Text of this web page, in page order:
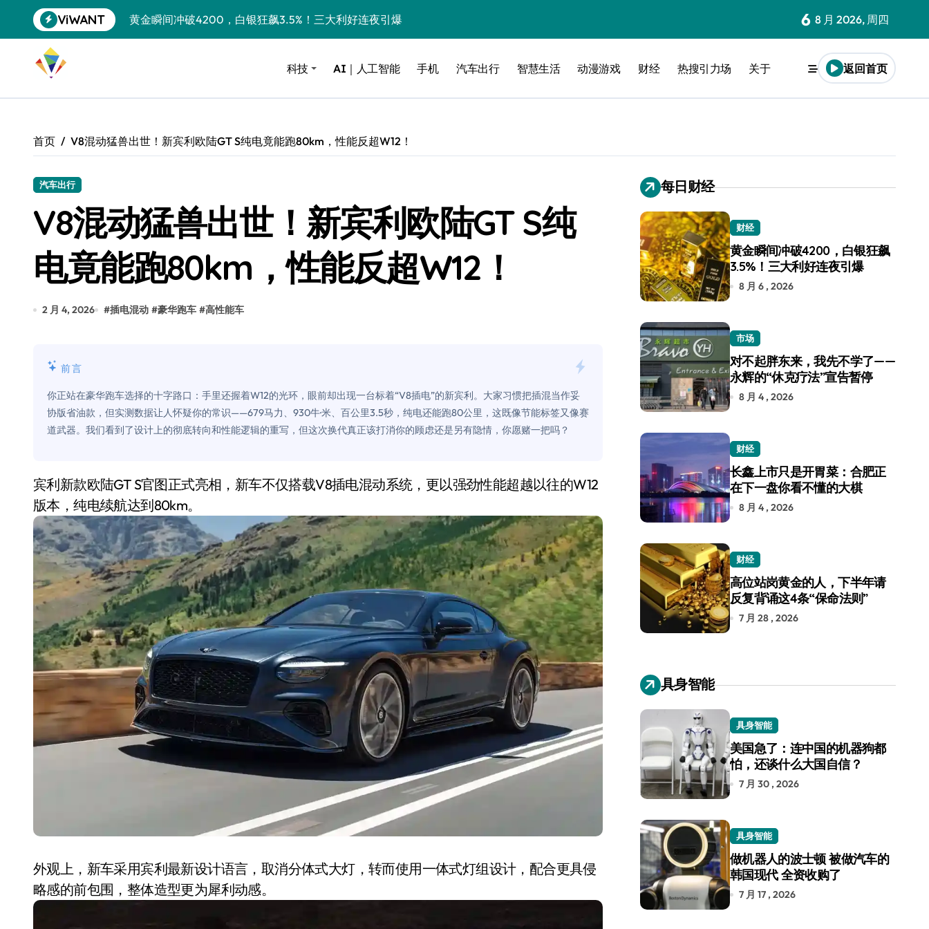
到
ViWANT
特斯拉中国卖第五，丰田一季净赚两个比亚迪——中国车企该醒醒了
Xbox七月大崩盘：裁员3200、卖工作室、网络瘫了，微软这次真急了
《我的世界》登陆Switch 2：画质大跃进，但鼠标操控才是真·杀手锏？
全球最小U盘，容量却碾压iPhone 17顶配？闪迪这波操作太狠了
召回X9、合作大众遇冷、高端梦碎：小鹏的“多事之夏”
比Model 3便宜？不，比Model 3有面儿——试驾雷克萨斯ES 500e
550亿美金！沙特把EA买了，但背了200亿的债
你的U盘格式对了吗？详解exFAT和NTFS的终极对决
维修店最怕的“作死”操作：把手机塞冰箱，你中招了吗？
从“卖电视”到“定规则”：海信拿下RGB-Mini LED全球话语权
对不起胖东来，我先不学了——永辉的“休克疗法”宣告暂停
国际首次！中国钙钛矿探测器太空“开箱”，一边探测射线一边光伏发电
小米涨价！K90跳上3099，小米17标准版逼近4800
长鑫上市只是开胃菜：合肥正在下一盘你看不懂的大棋
耳机低音像白开水？90%的人第一步就做错了
复古玩家狂喜：Anbernic第三次复刻GBA SP，情怀拉满
Xbox 360 游戏终于要登 PC，光盘党也能“以盘换数”了？
AirTag 新版到底香不香？一篇帮你避坑+种草
苹果三星偷偷在用的“无感切换”，索尼Bose却学不会？一文讲透
Apple Watch 表盘还能这么玩？保姆级教程，有手就会！
追觅清洁电器全球累计出货量破4000万台，技术创新驱动多品类增长
6 8 月 2026, 周四
科技 AI｜人工智能 手机 汽车出行 智慧生活 动漫游戏 财经 热搜引力场 关于 返回首页
首页 V8混动猛兽出世！新宾利欧陆GT S纯电竟能跑80km，性能反超W12！
汽车出行
V8混动猛兽出世！新宾利欧陆GT S纯
电竟能跑80km，性能反超W12！
2 月 4, 2026 #插电混动 #豪华跑车 #高性能车
前言
你正站在豪华跑车选择的十字路口：手里还握着W12的光环，眼前却出现一台标着“V8插电”的新宾利。大家习惯把插混当作妥
协版省油款，但实测数据让人怀疑你的常识——679马力、930牛·米、百公里3.5秒，纯电还能跑80公里，这既像节能标签又像赛
道武器。我们看到了设计上的彻底转向和性能逻辑的重写，但这次换代真正该打消你的顾虑还是另有隐情，你愿赌一把吗？
宾利新款欧陆GT S官图正式亮相，新车不仅搭载V8插电混动系统，更以强劲性能超越以往的W12
版本，纯电续航达到80km。
外观上，新车采用宾利最新设计语言，取消分体式大灯，转而使用一体式灯组设计，配合更具侵
略感的前包围，整体造型更为犀利动感。
每日财经
财经
黄金瞬间冲破4200，白银狂飙
3.5%！三大利好连夜引爆
8 月 6 , 2026
市场
对不起胖东来，我先不学了——
永辉的“休克疗法”宣告暂停
8 月 4 , 2026
财经
长鑫上市只是开胃菜：合肥正
在下一盘你看不懂的大棋
8 月 4 , 2026
财经
高位站岗黄金的人，下半年请
反复背诵这4条“保命法则”
7 月 28 , 2026
具身智能
具身智能
美国急了：连中国的机器狗都
怕，还谈什么大国自信？
7 月 30 , 2026
具身智能
做机器人的波士顿 被做汽车的
韩国现代 全资收购了
7 月 17 , 2026